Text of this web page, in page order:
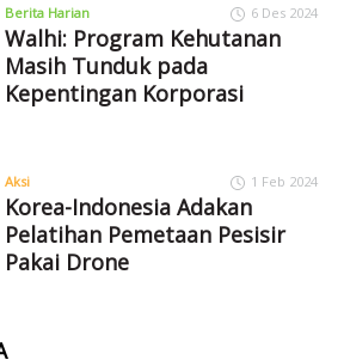
Berita Harian 6 Des 2024
Walhi: Program Kehutanan
Masih Tunduk pada
Kepentingan Korporasi
Aksi 1 Feb 2024
Korea-Indonesia Adakan
Pelatihan Pemetaan Pesisir
Pakai Drone